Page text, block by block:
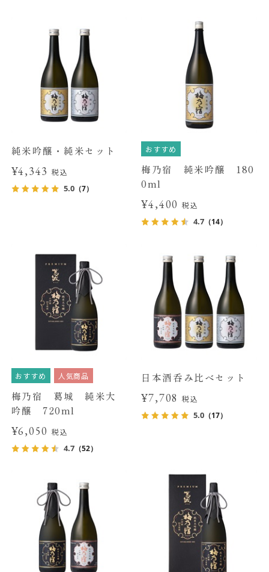
純米吟醸・純米セット
¥4,343税込
5.0（7）
おすすめ
梅乃宿 純米吟醸 180
0ml
¥4,400 税込
4.7 （14）
おすすめ 人気商品
梅乃宿 葛城 純米大
吟醸 720ml
¥6,050税込
4.7（52）
日本酒呑み比べセット
¥7,708 税込
5.0 （17）